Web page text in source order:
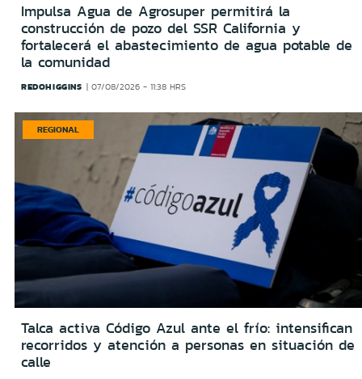
Impulsa Agua de Agrosuper permitirá la
construcción de pozo del SSR California y
fortalecerá el abastecimiento de agua potable de
la comunidad
REDOHIGGINS 07/08/2026 - 11:38 HRS
REGIONAL
Talca activa Código Azul ante el frío: intensifican
recorridos y atención a personas en situación de
calle